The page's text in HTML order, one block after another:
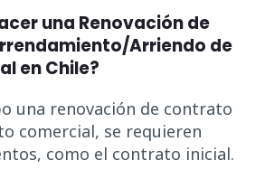
una Renovación de
Arriendo de
en Chile?
una renovación de contrato
comercial, se requieren
como el contrato inicial.